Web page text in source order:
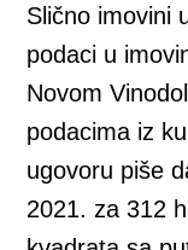
Slično imovini
podaci u
Novom
podacima iz
ugovoru piše
2021. za 312